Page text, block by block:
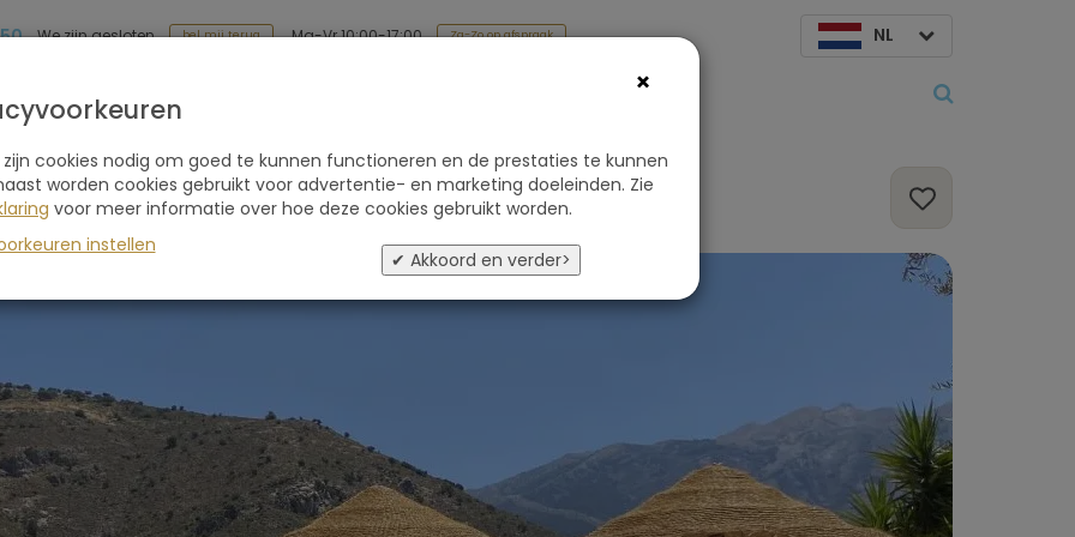
We zijn gesloten bel mij terug Ma-Vr 10:00-17:00 Za-Zo op afspraak NL
Soort reis Over ons
×
zijn cookies nodig om goed te kunnen functioneren en de prestaties te kunnen
worden cookies gebruikt voor advertentie- en marketing doeleinden. Zie
voor meer informatie over hoe deze cookies gebruikt worden.
instellen
✔ Akkoord en verder>